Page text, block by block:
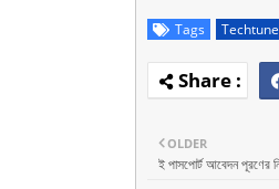
Tags Techtune
OLDER
ই পাসপোর্ট আবেদন পূরণের